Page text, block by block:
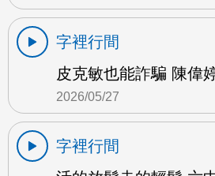
字裡行間
皮克敏也能詐騙 陳偉
2026/05/27
字裡行間